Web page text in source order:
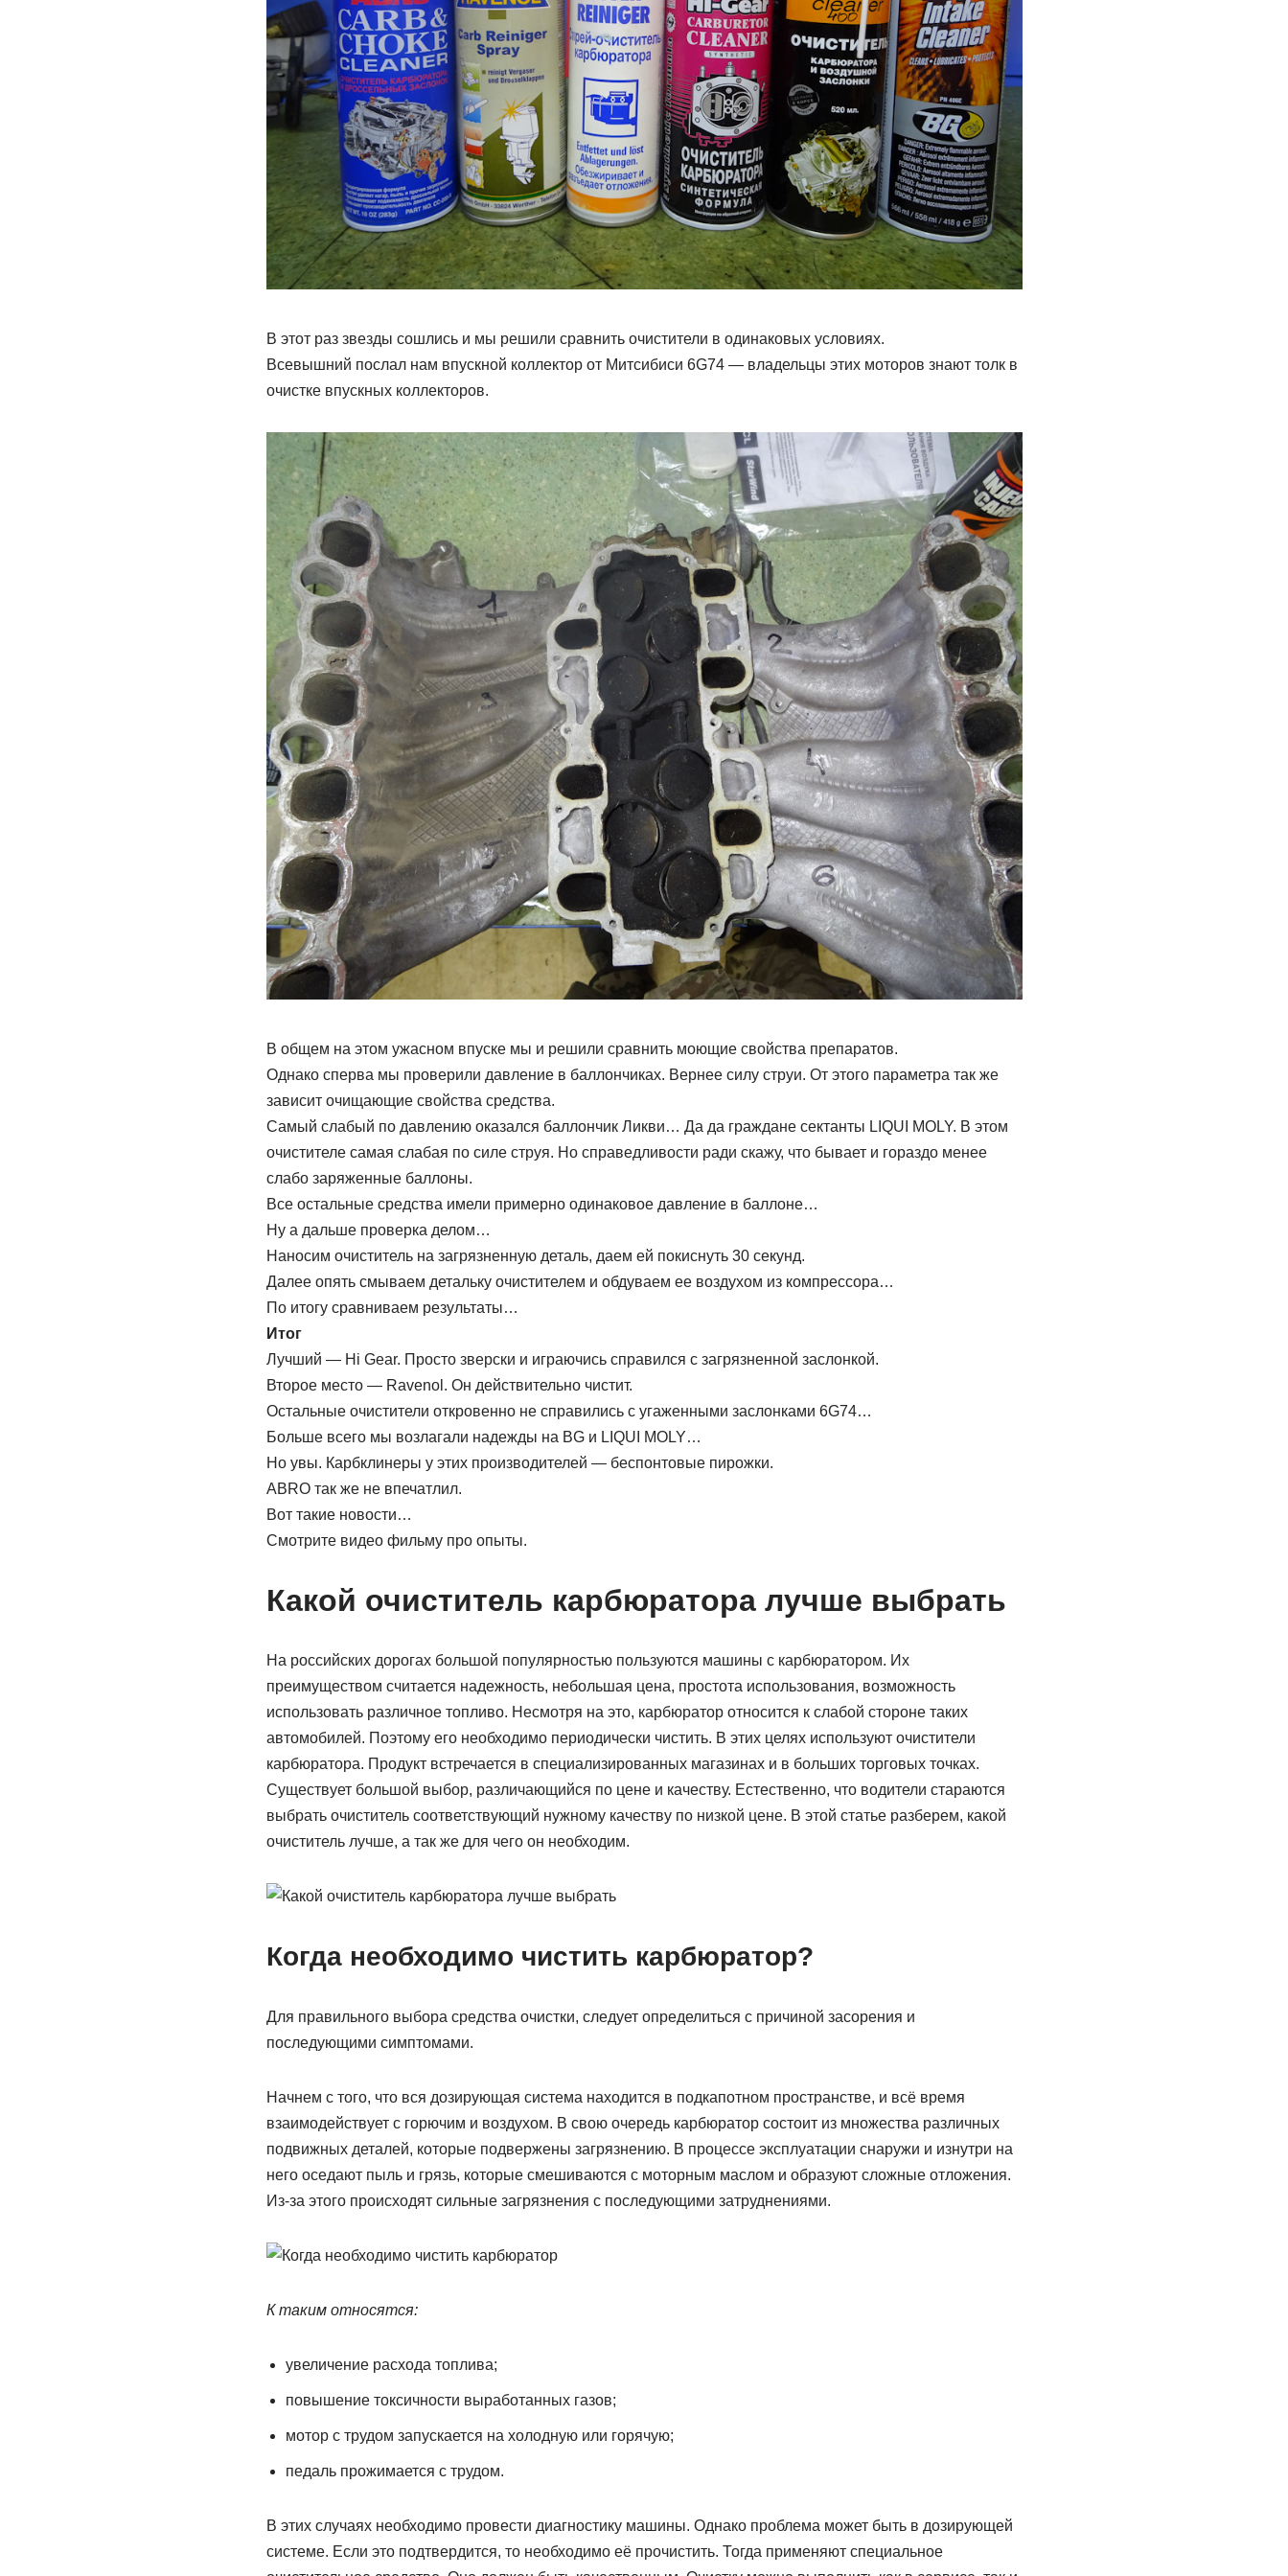
В этот раз звезды сошлись и мы решили сравнить очистители в одинаковых условиях.
Всевышний послал нам впускной коллектор от Митсибиси 6G74 — владельцы этих моторов знают толк в
очистке впускных коллекторов.
В общем на этом ужасном впуске мы и решили сравнить моющие свойства препаратов.
Однако сперва мы проверили давление в баллончиках. Вернее силу струи. От этого параметра так же
зависит очищающие свойства средства.
Самый слабый по давлению оказался баллончик Ликви… Да да граждане сектанты LIQUI MOLY. В этом
очистителе самая слабая по силе струя. Но справедливости ради скажу, что бывает и гораздо менее
слабо заряженные баллоны.
Все остальные средства имели примерно одинаковое давление в баллоне…
Ну а дальше проверка делом…
Наносим очиститель на загрязненную деталь, даем ей покиснуть 30 секунд.
Далее опять смываем детальку очистителем и обдуваем ее воздухом из компрессора…
По итогу сравниваем результаты…
Итог
Лучший — Hi Gear. Просто зверски и играючись справился с загрязненной заслонкой.
Второе место — Ravenol. Он действительно чистит.
Остальные очистители откровенно не справились с угаженными заслонками 6G74…
Больше всего мы возлагали надежды на BG и LIQUI MOLY…
Но увы. Карбклинеры у этих производителей — беспонтовые пирожки.
ABRO так же не впечатлил.
Вот такие новости…
Смотрите видео фильму про опыты.
Какой очиститель карбюратора лучше выбрать
На российских дорогах большой популярностью пользуются машины с карбюратором. Их
преимуществом считается надежность, небольшая цена, простота использования, возможность
использовать различное топливо. Несмотря на это, карбюратор относится к слабой стороне таких
автомобилей. Поэтому его необходимо периодически чистить. В этих целях используют очистители
карбюратора. Продукт встречается в специализированных магазинах и в больших торговых точках.
Существует большой выбор, различающийся по цене и качеству. Естественно, что водители стараются
выбрать очиститель соответствующий нужному качеству по низкой цене. В этой статье разберем, какой
очиститель лучше, а так же для чего он необходим.
Когда необходимо чистить карбюратор?
Для правильного выбора средства очистки, следует определиться с причиной засорения и
последующими симптомами.
Начнем с того, что вся дозирующая система находится в подкапотном пространстве, и всё время
взаимодействует с горючим и воздухом. В свою очередь карбюратор состоит из множества различных
подвижных деталей, которые подвержены загрязнению. В процессе эксплуатации снаружи и изнутри на
него оседают пыль и грязь, которые смешиваются с моторным маслом и образуют сложные отложения.
Из-за этого происходят сильные загрязнения с последующими затруднениями.
К таким относятся:
увеличение расхода топлива;
повышение токсичности выработанных газов;
мотор с трудом запускается на холодную или горячую;
педаль прожимается с трудом.
В этих случаях необходимо провести диагностику машины. Однако проблема может быть в дозирующей
системе. Если это подтвердится, то необходимо её прочистить. Тогда применяют специальное